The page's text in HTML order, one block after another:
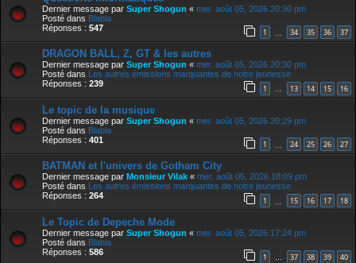
Dernier message par Super Shogun « mer. août 05, 2026 20:30 pm
Posté dans Blabla
Réponses : 547 1 34 35 36 37
DRAGON BALL, Z, GT & les autres
Dernier message par Super Shogun « mer. août 05, 2026 20:30 pm
Posté dans Les autres émissions marquantes de notre jeunesse
Réponses : 239 1 … 13 14 15 16
Le topic de la musique
Dernier message par Super Shogun « mer. août 05, 2026 20:29 pm
Posté dans Blabla
Réponses : 401 1 24 25 26 27
BATMAN et l'univers de Gotham City
Dernier message par Monsieur Vilak « mer. août 05, 2026 18:09 pm
Posté dans Les autres émissions marquantes de notre jeunesse
Réponses : 264 1 15 16 17 18
Le Topic de Depeche Mode
Dernier message par Super Shogun « mer. août 05, 2026 17:24 pm
Posté dans Blabla
Réponses : 586 1 … 37 38 39 40